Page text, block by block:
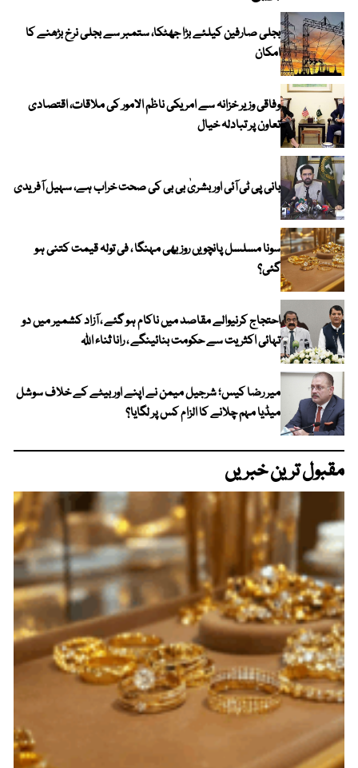
بجلی صارفین کیلئے بڑا جھٹکا، ستمبر سے بجلی نرخ بڑھنے کا
امکان
وفاقی وزیر خزانہ سے امریکی ناظم الامور کی ملاقات، اقتصادی
تعاون پر تبادلہ خیال
بانی پی ٹی آئی اور بشریٰ بی بی کی صحت خراب ہے، سہیل آفریدی
سونا مسلسل پانچویں روز بھی مہنگا ، فی تولہ قیمت کتنی ہو
گئی؟
احتجاج کرنیوالے مقاصد میں ناکام ہو گئے ، آزاد کشمیر میں دو
تہائی اکثریت سے حکومت بنائینگے ، رانا ثناء اللہ
میر رضا کیس؛ شرجیل میمن نے اپنے اور بیٹے کے خلاف سوشل
میڈیا مہم چلانے کا الزام کس پر لگایا؟
مقبول ترین خبریں